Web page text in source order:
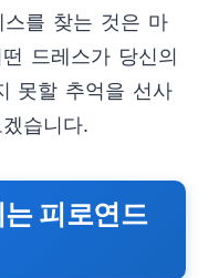
를 찾는 것은 마
드레스가 당신의
못할 추억을 선사
습니다.
피로연드